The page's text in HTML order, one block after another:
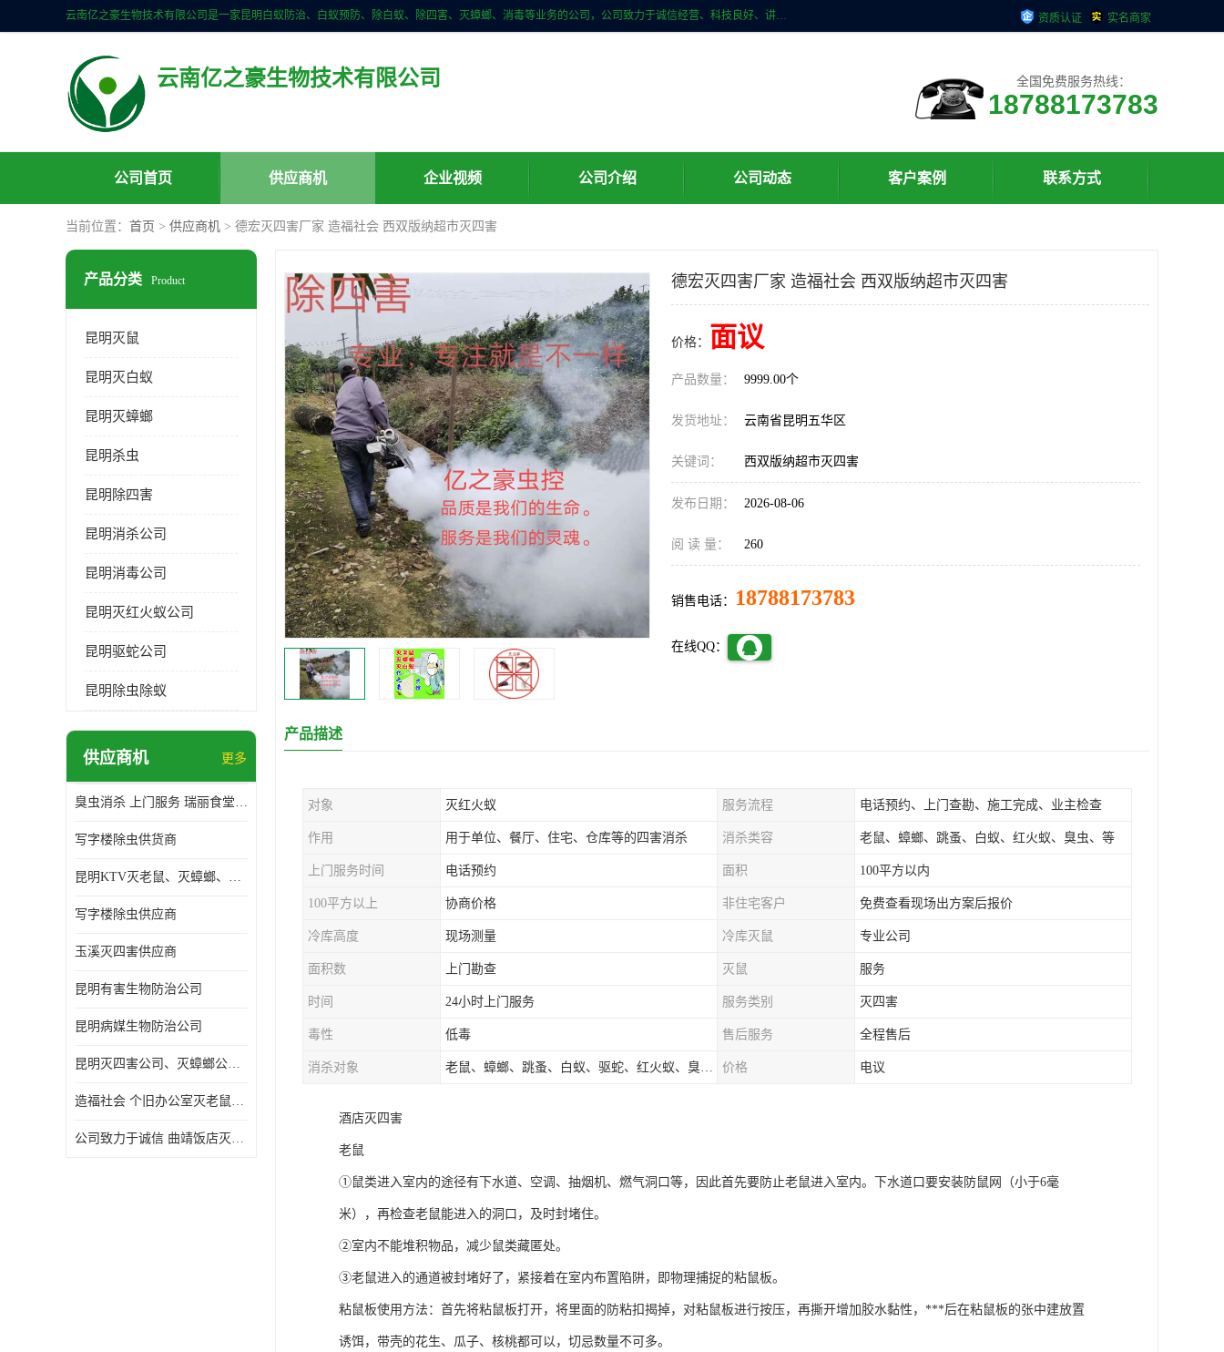
云南亿之豪生物技术有限公司是一家昆明白蚁防治、白蚁预防、除白蚁、除四害、灭蟑螂、消毒等业务的公司，公司致力于诚信经营、科技良好、讲究信誉、造福社会的理念，坚持走技术化、服务统一化,竭诚以优良的施工质量、主动的跟进服务、的管理经验，以诚信取于社会，立足于社会。 资质认证 实名商家
云南亿之豪生物技术有限公司 全国免费服务热线：
18788173783
公司首页 供应商机 企业视频 公司介绍 公司动态 客户案例 联系方式
当前位置： 首页 > 供应商机 > 德宏灭四害厂家 造福社会 西双版纳超市灭四害
产品分类 Product
昆明灭鼠
昆明灭白蚁
昆明灭蟑螂
昆明杀虫
昆明除四害
昆明消杀公司
昆明消毒公司
昆明灭红火蚁公司
昆明驱蛇公司
昆明除虫除蚁
供应商机 更多
臭虫消杀 上门服务 瑞丽食堂杀虫公司*
写字楼除虫供货商
昆明KTV灭老鼠、灭蟑螂、病媒生物防治
写字楼除虫供应商
玉溪灭四害供应商
昆明有害生物防治公司
昆明病媒生物防治公司
昆明灭四害公司、灭蟑螂公司、灭臭虫公司、灭蚂蚁公司
造福社会 个旧办公室灭老鼠价格
公司致力于诚信 曲靖饭店灭老鼠
德宏灭四害厂家 造福社会 西双版纳超市灭四害
价格： 面议
产品数量： 9999.00个
发货地址： 云南省昆明五华区
关键词： 西双版纳超市灭四害
发布日期： 2026-08-06
阅 读 量： 260
销售电话： 18788173783
在线QQ：
产品描述
对象 灭红火蚁 服务流程 电话预约、上门查勘、施工完成、业主检查
作用 用于单位、餐厅、住宅、仓库等的四害消杀 消杀类容 老鼠、蟑螂、跳蚤、白蚁、红火蚁、臭虫、等
上门服务时间 电话预约 面积 100平方以内
100平方以上 协商价格 非住宅客户 免费查看现场出方案后报价
冷库高度 现场测量 冷库灭鼠 专业公司
面积数 上门勘查 灭鼠 服务
时间 24小时上门服务 服务类别 灭四害
毒性 低毒 售后服务 全程售后
消杀对象 老鼠、蟑螂、跳蚤、白蚁、驱蛇、红火蚁、臭虫、蚂蚁等 价格 电议
酒店灭四害
老鼠
①鼠类进入室内的途径有下水道、空调、抽烟机、燃气洞口等，因此首先要防止老鼠进入室内。下水道口要安装防鼠网（小于6毫
米），再检查老鼠能进入的洞口，及时封堵住。
②室内不能堆积物品，减少鼠类藏匿处。
③老鼠进入的通道被封堵好了，紧接着在室内布置陷阱，即物理捕捉的粘鼠板。
粘鼠板使用方法：首先将粘鼠板打开，将里面的防粘扣揭掉，对粘鼠板进行按压，再撕开增加胶水黏性，***后在粘鼠板的张中建放置
诱饵，带壳的花生、瓜子、核桃都可以，切忌数量不可多。